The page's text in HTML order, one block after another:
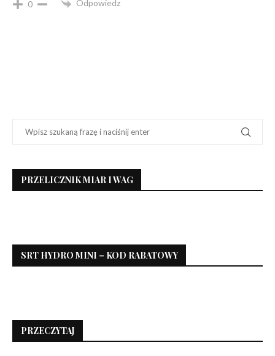
0 Odpowiedz
PRZELICZNIK MIAR I WAG
SRT HYDRO MINI – KOD RABATOWY
PRZECZYTAJ